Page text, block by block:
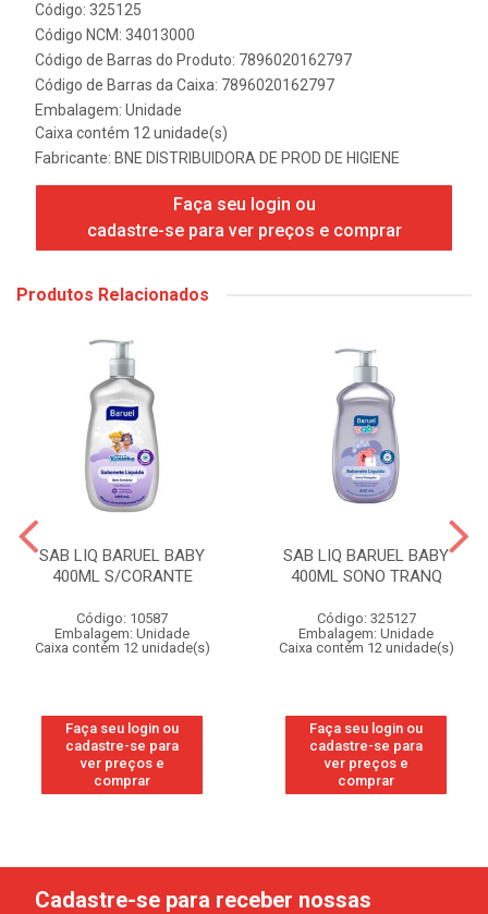
Código: 325125
Código NCM: 34013000
Código de Barras do Produto: 7896020162797
Código de Barras da Caixa: 7896020162797
Embalagem: Unidade
Caixa contém 12 unidade(s)
Fabricante: BNE DISTRIBUIDORA DE PROD DE HIGIENE
Faça seu login ou
cadastre-se para ver preços e comprar
Produtos Relacionados
SAB LIQ BARUEL BABY
400ML S/CORANTE
Código: 10587
Embalagem: Unidade
Caixa contém 12 unidade(s)
Faça seu login ou
cadastre-se para
ver preços e
comprar
SAB LIQ BARUEL BABY
400ML SONO TRANQ
Código: 325127
Embalagem: Unidade
Caixa contém 12 unidade(s)
Faça seu login ou
cadastre-se para
ver preços e
comprar
Cadastre-se para receber nossas